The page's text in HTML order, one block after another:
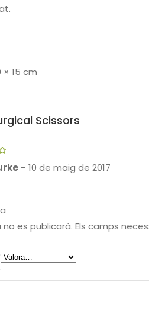
× 15 cm
Scissors
– 10 de maig de 2017
es publicarà. Els camps